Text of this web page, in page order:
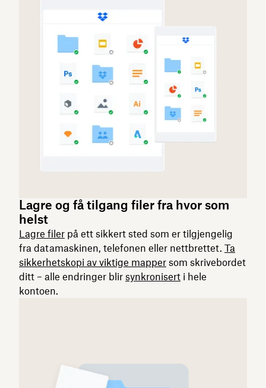
Lagre og få tilgang filer fra hvor som
helst
Lagre filer på ett sikkert sted som er tilgjengelig
fra datamaskinen, telefonen eller nettbrettet. Ta
sikkerhetskopi av viktige mapper som skrivebordet
ditt – alle endringer blir synkronisert i hele
kontoen.